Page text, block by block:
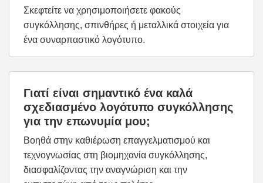
Σκεφτείτε να χρησιμοποιήσετε φακούς
συγκόλλησης, σπινθήρες ή μεταλλικά στοιχεία για
ένα συναρπαστικό λογότυπο.
Γιατί είναι σημαντικό ένα καλά
σχεδιασμένο λογότυπο συγκόλλησης
για την επωνυμία μου;
Βοηθά στην καθιέρωση επαγγελματισμού και
τεχνογνωσίας στη βιομηχανία συγκόλλησης,
διασφαλίζοντας την αναγνώριση και την